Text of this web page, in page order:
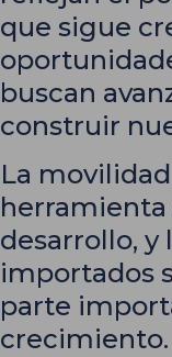
que sigue
buscan
construir
La
herramienta
desarrollo, y
importados
parte
crecimiento.